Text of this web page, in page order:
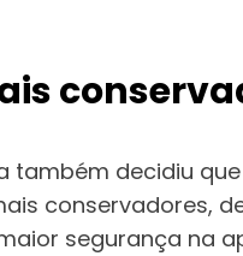
também decidiu
conservadores,
segurança na